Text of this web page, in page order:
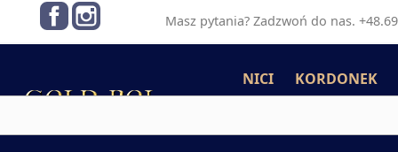
Masz pytania? Zadzwoń do nas.
Facebook
NICI KORDONEK